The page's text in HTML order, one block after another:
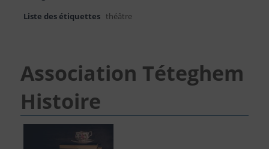
Liste des étiquettes théâtre
Association Téteghem
Histoire